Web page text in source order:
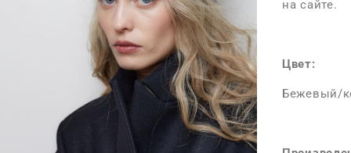
на сайте.
Цвет:
Бежевый/